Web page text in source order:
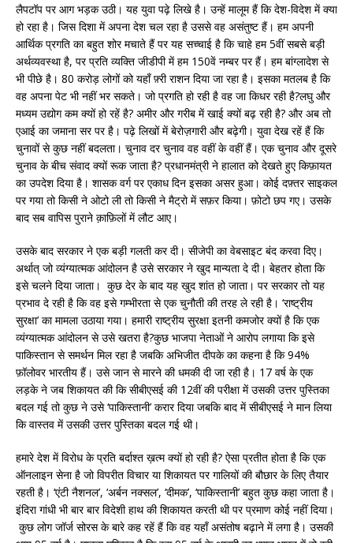
लैपटॉप पर आग भड़क उठी। यह युवा पढ़े लिखे है। उन्हें मालूम हैं कि देश-विदेश में क्या
हो रहा है। जिस दिशा में अपना देश चल रहा है उससे वह असंतुष्ट हैं। हम अपनी
आर्थिक प्रगति का बहुत शोर मचाते हैं पर यह सच्चाई है कि चाहे हम 5वीं सबसे बड़ी
अर्थव्यवस्था है, पर प्रति व्यक्ति जीडीपी में हम 150वें नम्बर पर हैं। हम बांग्लादेश से
भी पीछे है। 80 करोड़ लोगों को यहाँ फ़्री राशन दिया जा रहा है। इसका मतलब है कि
वह अपना पेट भी नहीं भर सकते। जो प्रगति हो रही है वह जा किधर रही है?लघु और
मध्यम उद्योग कम क्यों हो रहें है? अमीर और गरीब में खाई क्यों बढ़ रही है? और अब तो
एआई का जमाना सर पर है। पढ़े लिखों में बेरोज़गारी और बढ़ेगी। युवा देख रहें हैं कि
चुनावों से कुछ नहीं बदलता। चुनाव दर चुनाव वह वहीं के वहीं हैं। एक चुनाव और दूसरे
चुनाव के बीच संवाद क्यों रूक जाता है? प्रधानमंत्री ने हालात को देखते हुए किफ़ायत
का उपदेश दिया है। शासक वर्ग पर एकाध दिन इसका असर हुआ। कोई दफ़्तर साइकल
पर गया तो किसी ने ओटो ली तो किसी ने मैट्रो में सफ़र किया। फ़ोटो छप गए। उसके
बाद सब वापिस पुराने क़ाफ़िलों में लौट आए।
उसके बाद सरकार ने एक बड़ी गलती कर दी। सीजेपी का वेबसाइट बंद करवा दिए।
अर्थात् जो व्यंग्यात्मक आंदोलन है उसे सरकार ने खुद मान्यता दे दी। बेहतर होता कि
इसे चलने दिया जाता। कुछ देर के बाद यह खुद शांत हो जाता। पर सरकार तो यह
प्रभाव दे रही है कि वह इसे गम्भीरता से एक चुनौती की तरह ले रही है। ‘राष्ट्रीय
सुरक्षा’ का मामला उठाया गया। हमारी राष्ट्रीय सुरक्षा इतनी कमजोर क्यों है कि एक
व्यंग्यात्मक आंदोलन से उसे खतरा है?कुछ भाजपा नेताओं ने आरोप लगाया कि इसे
पाकिस्तान से समर्थन मिल रहा है जबकि अभिजीत दीपके का कहना है कि 94%
फ़ॉलोवर भारतीय हैं। उसे जान से मारने की धमकी दी जा रही है। 17 वर्ष के एक
लड़के ने जब शिकायत की कि सीबीएसई की 12वीं की परीक्षा में उसकी उत्तर पुस्तिका
बदल गई तो कुछ ने उसे ‘पाकिस्तानी’ करार दिया जबकि बाद में सीबीएसई ने मान लिया
कि वास्तव में उसकी उत्तर पुस्तिका बदल गई थी।
हमारे देश में विरोध के प्रति बर्दाश्त ख़त्म क्यों हो रही है? ऐसा प्रतीत होता है कि एक
ऑनलाइन सेना है जो विपरीत विचार या शिकायत पर गालियों की बौछार के लिए तैयार
रहती है। ‘एंटी नैशनल’, ‘अर्बन नक्सल’, ‘दीमक’, ‘पाकिस्तानी’ बहुत कुछ कहा जाता है।
इंदिरा गांधी भी बार बार विदेशी हाथ की शिकायत करती थी पर प्रमाण कोई नहीं दिया।
कुछ लोग जॉर्ज सोरस के बारे कह रहें हैं कि वह यहाँ असंतोष बढ़ाने में लगा है। उसकी